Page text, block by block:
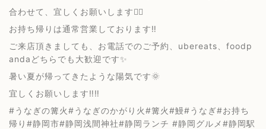
合わせて、宜しくお願いします🙇‍♂️
お持ち帰りは通常営業しております‼️
ご来店頂きましても、お電話でのご予約、ubereats、foodp
andaどちらでも大歓迎です✨
暑い夏が帰ってきたような陽気です🌞
宜しくお願いします‼️‼️
#うなぎの篝火#うなぎのかがり火#篝火#鰻#うなぎ#お持ち
帰り#静岡市#静岡浅間神社#静岡ランチ #静岡グルメ#静岡駅